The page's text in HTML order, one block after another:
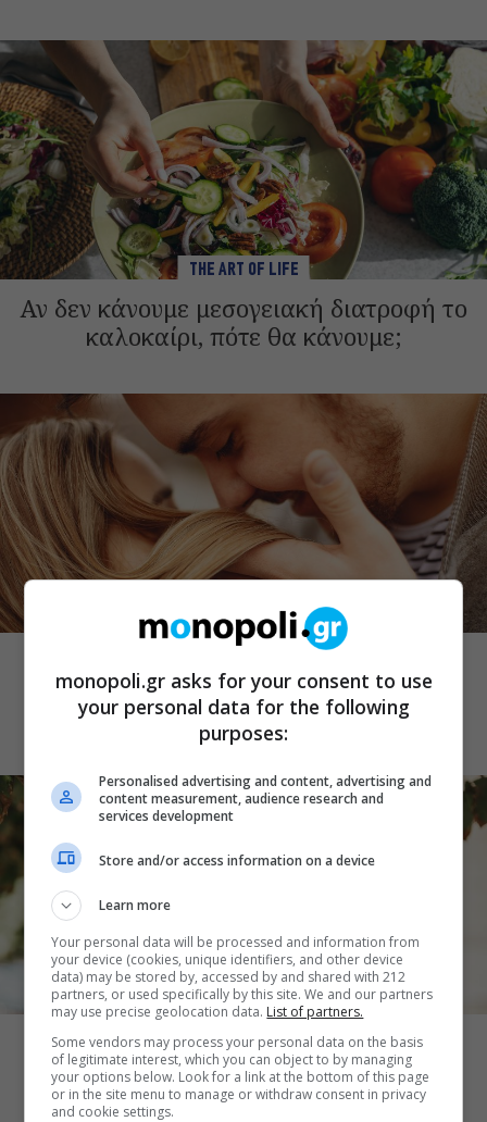
THE ART OF LIFE
Αν δεν κάνουμε μεσογειακή διατροφή το
καλοκαίρι, πότε θα κάνουμε;
THE ART OF LIFE
Παγκόσμια Ημέρα για την Ηπατίτιδα: 8
μύθοι και αλήθειες που πρέπει να
γνωρίζουμε
THE ART OF LIFE
Καύσωνας και skincare: Ποια προϊόντα
μπορεί να επιβαρύνουν την επιδερμίδα
monopoli.gr asks for your consent to use
your personal data for the following
purposes:
Personalised advertising and content, advertising and
content measurement, audience research and
services development
Store and/or access information on a device
Learn more
Your personal data will be processed and information from
your device (cookies, unique identifiers, and other device
data) may be stored by, accessed by and shared with 212
partners, or used specifically by this site. We and our partners
may use precise geolocation data. List of partners.
Some vendors may process your personal data on the basis
of legitimate interest, which you can object to by managing
your options below. Look for a link at the bottom of this page
or in the site menu to manage or withdraw consent in privacy
and cookie settings.